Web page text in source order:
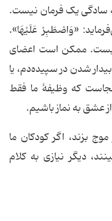
سادگی یک فرمان نیست.
«وَاصْطَبِرْ عَلَیْهَا».
ممکن است اعضای
شدن در سپیده‌دم، یا
که وظیفۀ ما فقط
عشق به نماز باشیم.
موج بزند، اگر کودکان ما
دیگر نیازی به کلام